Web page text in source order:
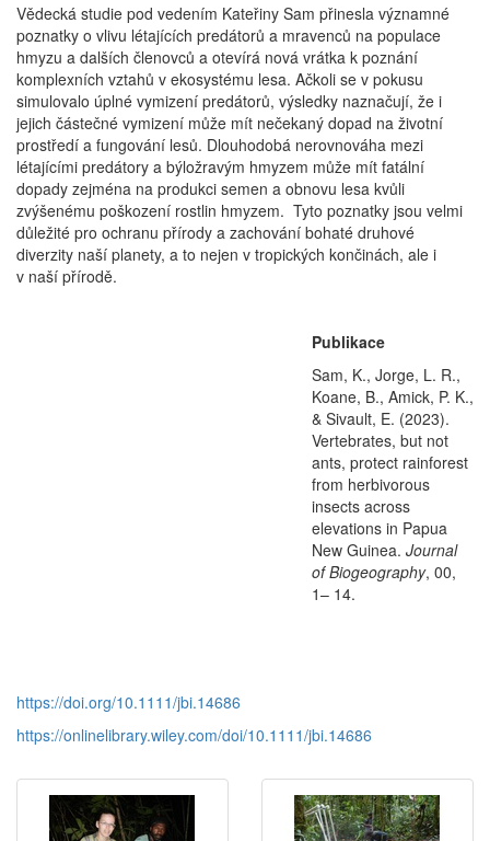
Vědecká studie pod vedením Kateřiny Sam přinesla významné
poznatky o vlivu létajících predátorů a mravenců na populace
hmyzu a dalších členovců a otevírá nová vrátka k poznání
komplexních vztahů v ekosystému lesa. Ačkoli se v pokusu
simulovalo úplné vymizení predátorů, výsledky naznačují, že i
jejich částečné vymizení může mít nečekaný dopad na životní
prostředí a fungování lesů. Dlouhodobá nerovnováha mezi
létajícími predátory a býložravým hmyzem může mít fatální
dopady zejména na produkci semen a obnovu lesa kvůli
zvýšenému poškození rostlin hmyzem. Tyto poznatky jsou velmi
důležité pro ochranu přírody a zachování bohaté druhové
diverzity naší planety, a to nejen v tropických končinách, ale i
v naší přírodě.
Publikace
Sam, K., Jorge, L. R.,
Koane, B., Amick, P. K.,
& Sivault, E. (2023).
Vertebrates, but not
ants, protect rainforest
from herbivorous
insects across
elevations in Papua
New Guinea. Journal
of Biogeography, 00,
1– 14.
https://doi.org/10.1111/jbi.14686
https://onlinelibrary.wiley.com/doi/10.1111/jbi.14686